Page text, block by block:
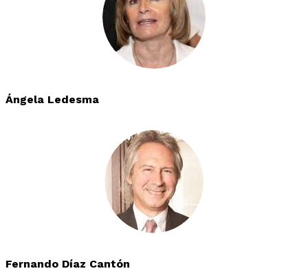
Ángela Ledesma
Fernando Díaz Cantón